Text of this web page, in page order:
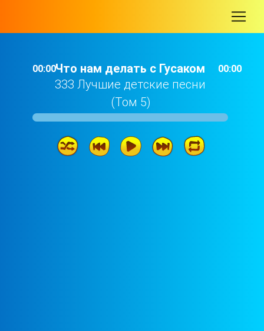
00:00Что нам делать с Гусаком
333 Лучшие детские песни
(Том 5)
00:00